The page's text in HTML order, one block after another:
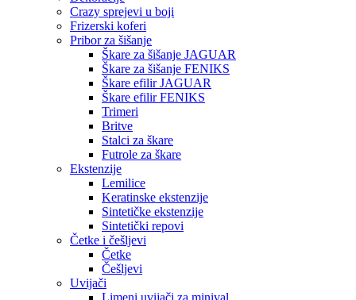
Crazy sprejevi u boji
Frizerski koferi
Pribor za šišanje
Škare za šišanje JAGUAR
Škare za šišanje FENIKS
Škare efilir JAGUAR
Škare efilir FENIKS
Trimeri
Britve
Stalci za škare
Futrole za škare
Ekstenzije
Lemilice
Keratinske ekstenzije
Sintetičke ekstenzije
Sintetički repovi
Četke i češljevi
Četke
Češljevi
Uvijači
Limeni uvijači za minival